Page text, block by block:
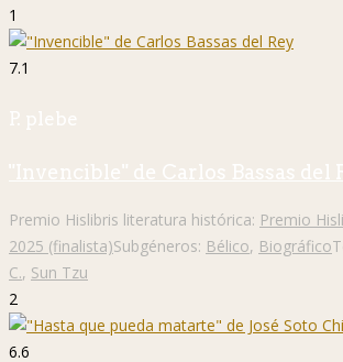
1
7.1
P. plebe
"Invencible" de Carlos Bassas del
Premio Hislibris literatura histórica: Premio
2025 (finalista)Subgéneros: Bélico, Biográfico
C., Sun Tzu
2
6.6